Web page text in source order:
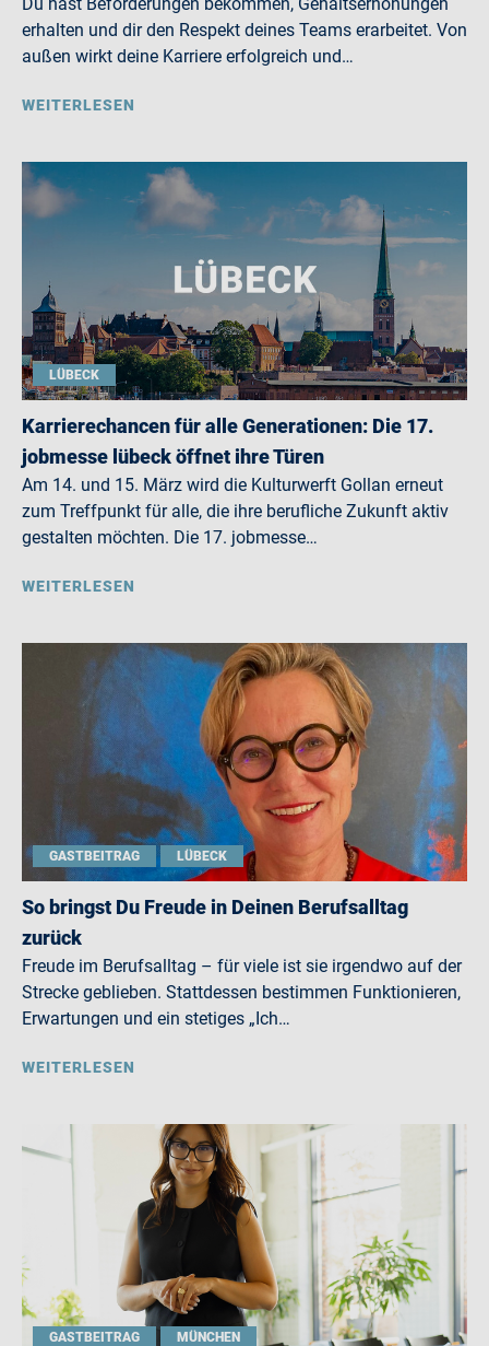
erhalten und dir den Respekt deines Teams erarbeitet. Von
außen wirkt deine Karriere erfolgreich und…
WEITERLESEN
LÜBECK
Karrierechancen für alle Generationen: Die 17.
jobmesse lübeck öffnet ihre Türen
Am 14. und 15. März wird die Kulturwerft Gollan erneut
zum Treffpunkt für alle, die ihre berufliche Zukunft aktiv
gestalten möchten. Die 17. jobmesse…
WEITERLESEN
GASTBEITRAG LÜBECK
So bringst Du Freude in Deinen Berufsalltag
zurück
Freude im Berufsalltag – für viele ist sie irgendwo auf der
Strecke geblieben. Stattdessen bestimmen Funktionieren,
Erwartungen und ein stetiges „Ich…
WEITERLESEN
GASTBEITRAG MÜNCHEN